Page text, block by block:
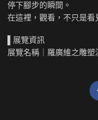
停下腳步的瞬間。
在這裡，觀看，不只是看
▌展覽資訊
展覽名稱｜羅廣維之雕塑